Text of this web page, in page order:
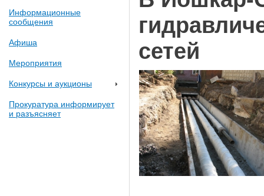
Информационные
сообщения
Афиша
Мероприятия
Конкурсы и аукционы
Прокуратура информирует
и разъясняет
сетей